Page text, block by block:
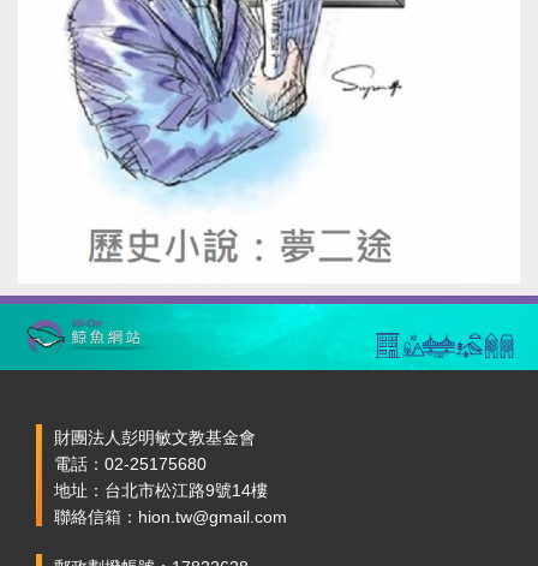
財團法人彭明敏文教基金會
電話：02-25175680
地址：台北市松江路9號14樓
聯絡信箱：hion.tw@gmail.com